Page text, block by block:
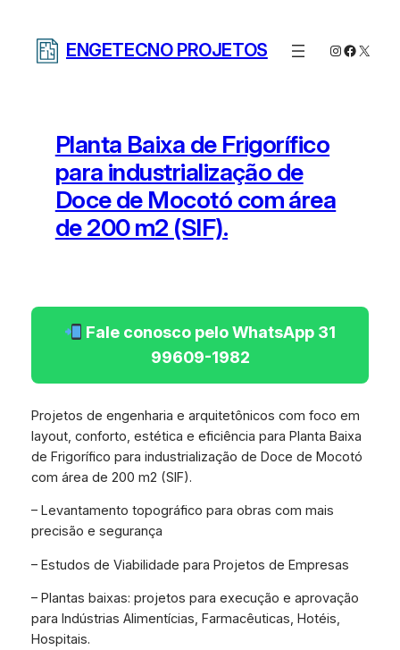
ENGETECNO PROJETOS Instagram
X
Planta Baixa de Frigorífico
para industrialização de
Doce de Mocotó com área
de 200 m2 (SIF).
Fale conosco pelo WhatsApp 31
99609-1982
Projetos de engenharia e arquitetônicos com foco em
layout, conforto, estética e eficiência para Planta Baixa
de Frigorífico para industrialização de Doce de Mocotó
com área de 200 m2 (SIF).
– Levantamento topográfico para obras com mais
precisão e segurança
– Estudos de Viabilidade para Projetos de Empresas
– Plantas baixas: projetos para execução e aprovação
para Indústrias Alimentícias, Farmacêuticas, Hotéis,
Hospitais.